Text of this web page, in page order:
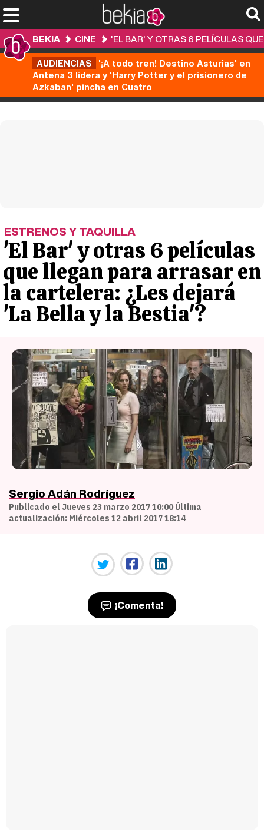
BEKIA CINE
'EL BAR' Y OTRAS 6 PELÍCULAS
AUDIENCIAS '¡A todo tren! Destino Asturias' en
Antena 3 lidera y 'Harry Potter y el prisionero de
Azkaban' pincha en Cuatro
ESTRENOS Y TAQUILLA
'El Bar' y otras 6 películas
que llegan para arrasar en
la cartelera: ¿Les dejará
'La Bella y la Bestia'?
Sergio Adán Rodríguez
Publicado el Jueves 23 marzo 2017 10:00 Última
actualización: Miércoles 12 abril 2017 18:14
¡Comenta!